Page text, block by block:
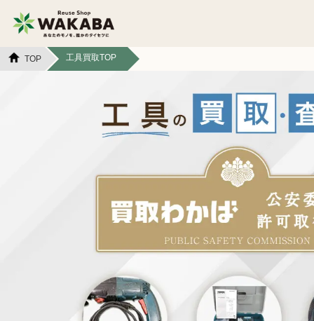
切手買取 テレカ買取
フィギュア買取
スマホ買取 文具買取
イヤホン
ヘッドホン買取
アパレル買取 本買取
TOP 工具買取TOP